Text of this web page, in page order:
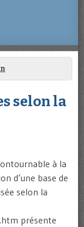
selon la
à la
d’une base de
selon la
présente